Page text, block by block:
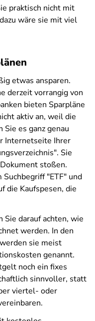
praktisch nicht mit
wäre sie mit viel
etwas ansparen.
derzeit vorrangig von
bieten Sparpläne
aktiv an, weil die
es ganz genau
Internetseite Ihrer
Sie
stoßen.
Suchbegriff "ETF" und
die Kaufspesen, die
darauf achten, wie
werden. In den
sie meist
genannt.
noch ein fixes
sinnvoller, statt
viertel- oder